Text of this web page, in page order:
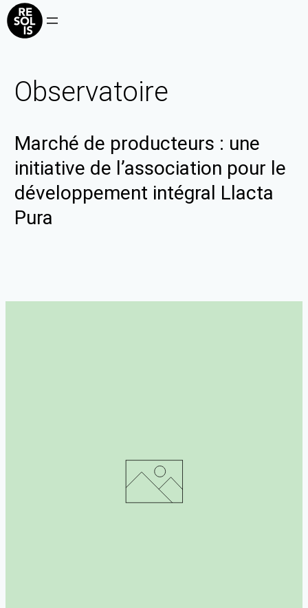
Observatoire
Marché de producteurs : une
initiative de l’association pour le
développement intégral Llacta
Pura